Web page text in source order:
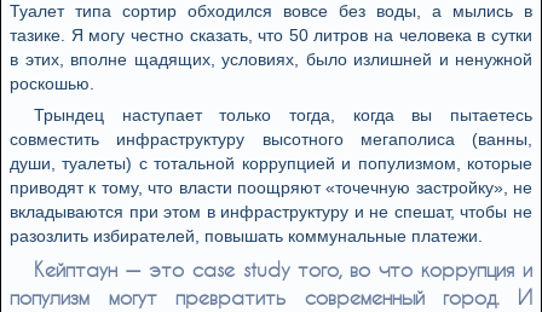
Туалет типа сортир обходился вовсе без воды, а мылись в
тазике. Я могу честно сказать, что 50 литров на человека в сутки
в этих, вполне щадящих, условиях, было излишней и ненужной
роскошью.
Трындец наступает только тогда, когда вы пытаетесь
совместить инфраструктуру высотного мегаполиса (ванны,
души, туалеты) с тотальной коррупцией и популизмом, которые
приводят к тому, что власти поощряют «точечную застройку», не
вкладываются при этом в инфраструктуру и не спешат, чтобы не
разозлить избирателей, повышать коммунальные платежи.
Кейптаун — это case study того, во что коррупция и
популизм могут превратить современный город. И